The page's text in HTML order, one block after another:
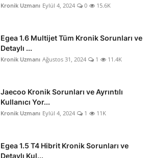
Kronik Uzmanı Eylül 4, 2024 0 15.6K
Egea 1.6 Multijet Tüm Kronik Sorunları ve
Detaylı ...
Kronik Uzmanı Ağustos 31, 2024 1 11.4K
Jaecoo Kronik Sorunları ve Ayrıntılı
Kullanıcı Yor...
Kronik Uzmanı Eylül 4, 2024 1 11K
Egea 1.5 T4 Hibrit Kronik Sorunları ve
Detaylı Kul...